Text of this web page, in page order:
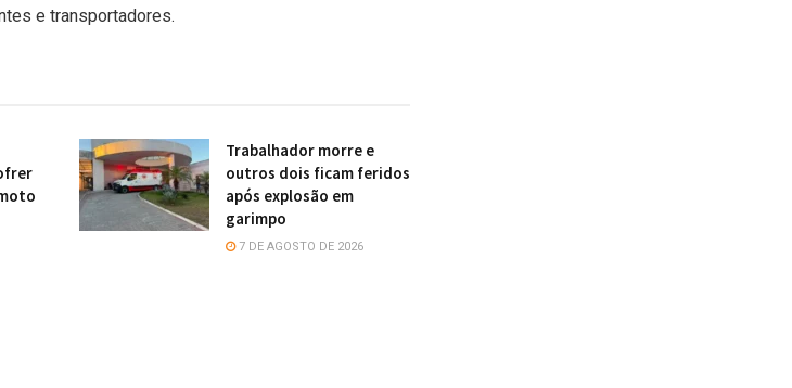
e transportadores.
Trabalhador morre e
outros dois ficam feridos
após explosão em
garimpo
7 DE AGOSTO DE 2026